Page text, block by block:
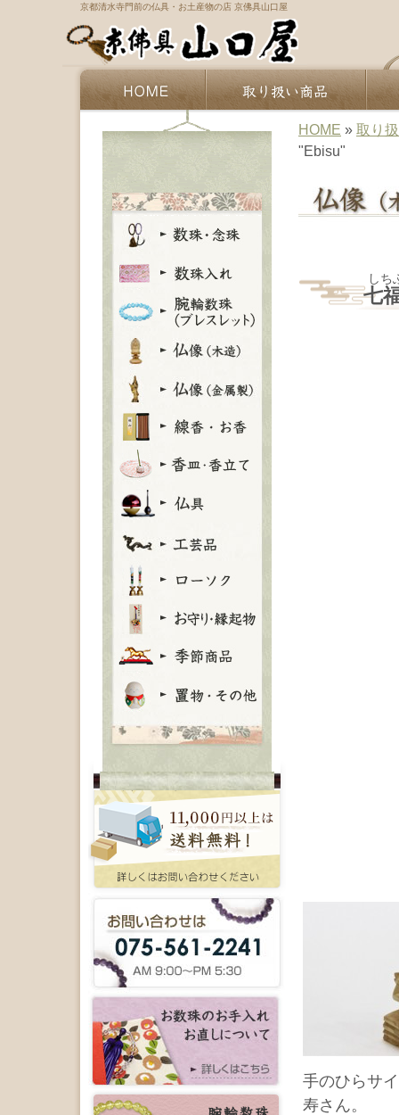
京都清水寺門前の仏具・お土産物の店 京佛具山口屋
HOME » 取り
"Ebisu"
し
七
手のひらサ
寿さん。